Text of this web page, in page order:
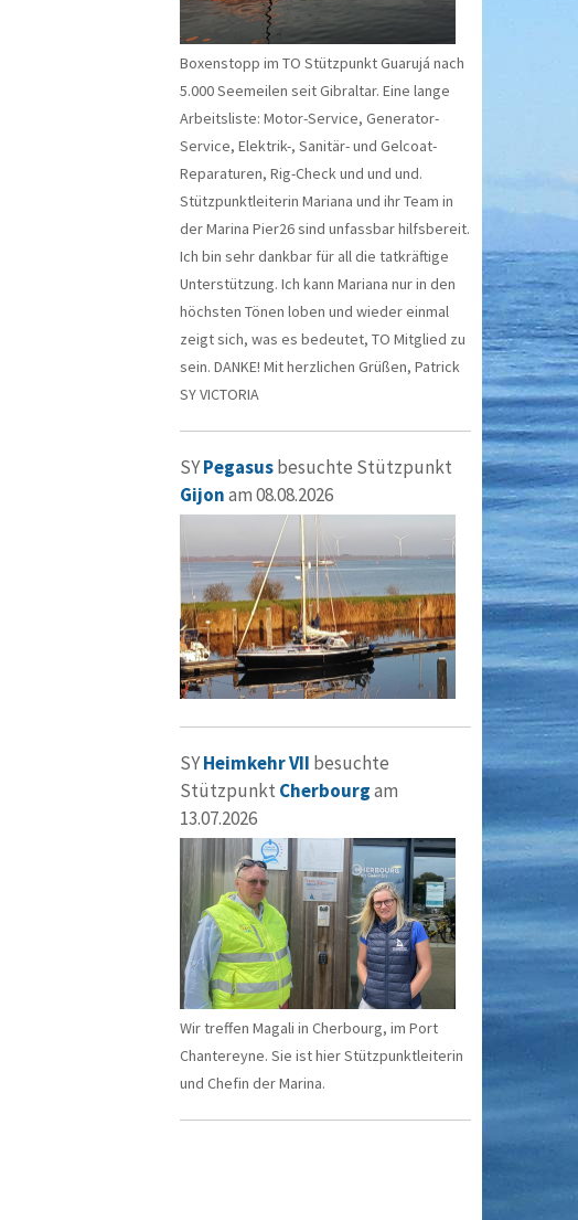
Boxenstopp im TO Stützpunkt Guarujá nach
5.000 Seemeilen seit Gibraltar. Eine lange
Arbeitsliste: Motor-Service, Generator-
Service, Elektrik-, Sanitär- und Gelcoat-
Reparaturen, Rig-Check und und und.
Stützpunktleiterin Mariana und ihr Team in
der Marina Pier26 sind unfassbar hilfsbereit.
Ich bin sehr dankbar für all die tatkräftige
Unterstützung. Ich kann Mariana nur in den
höchsten Tönen loben und wieder einmal
zeigt sich, was es bedeutet, TO Mitglied zu
sein. DANKE! Mit herzlichen Grüßen, Patrick
SY VICTORIA
SYPegasusbesuchte Stützpunkt
Gijonam 08.08.2026
SYHeimkehr VII besuchte
Stützpunkt Cherbourgam
13.07.2026
Wir treffen Magali in Cherbourg, im Port
Chantereyne. Sie ist hier Stützpunktleiterin
und Chefin der Marina.